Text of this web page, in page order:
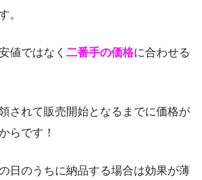
。
値ではなく 二番手の価格に合わせる
されて販売開始となるまでに価格が
らです！
日のうちに納品する場合は効果が薄